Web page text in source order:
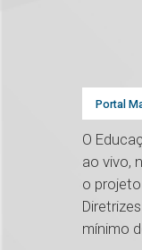
Portal
O
ao vivo,
o
mínimo